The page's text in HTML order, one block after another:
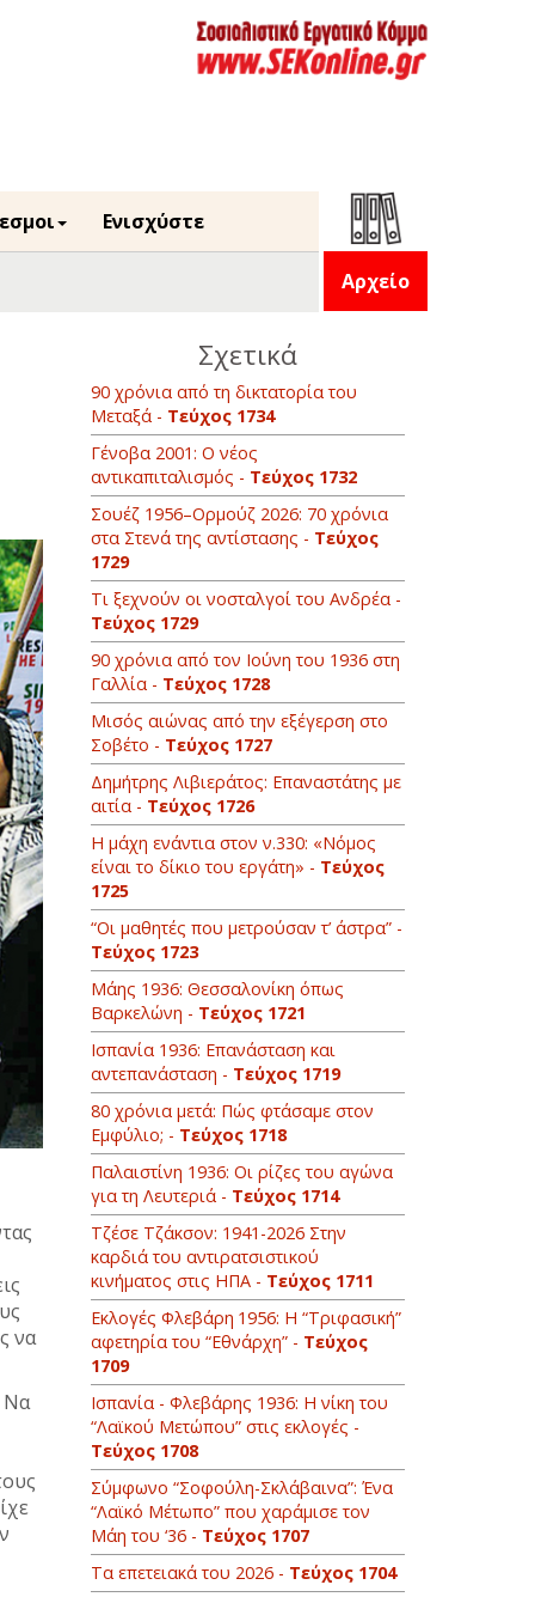
Ενισχύστε
Αρχείο
να
Να
Σχετικά
90 χρόνια από τη δικτατορία του
Μεταξά - Τεύχος 1734
Γένοβα 2001: Ο νέος
αντικαπιταλισμός - Τεύχος 1732
Σουέζ 1956–Ορμούζ 2026: 70 χρόνια
στα Στενά της αντίστασης - Τεύχος
1729
Τι ξεχνούν οι νοσταλγοί του Ανδρέα -
Τεύχος 1729
90 χρόνια από τον Ιούνη του 1936 στη
Γαλλία - Τεύχος 1728
Mισός αιώνας από την εξέγερση στο
Σοβέτο - Τεύχος 1727
Δημήτρης Λιβιεράτος: Επαναστάτης με
αιτία - Τεύχος 1726
Η μάχη ενάντια στον ν.330: «Νόμος
είναι το δίκιο του εργάτη» - Τεύχος
1725
“Οι μαθητές που μετρούσαν τ’ άστρα” -
Τεύχος 1723
Μάης 1936: Θεσσαλονίκη όπως
Βαρκελώνη - Τεύχος 1721
Ισπανία 1936: Επανάσταση και
αντεπανάσταση - Τεύχος 1719
80 χρόνια μετά: Πώς φτάσαμε στον
Εμφύλιo; - Τεύχος 1718
Παλαιστίνη 1936: Οι ρίζες του αγώνα
για τη Λευτεριά - Τεύχος 1714
Τζέσε Τζάκσον: 1941-2026 Στην
καρδιά του αντιρατσιστικού
κινήματος στις ΗΠΑ - Τεύχος 1711
Εκλογές Φλεβάρη 1956: Η “Τριφασική”
αφετηρία του “Εθνάρχη” - Τεύχος
1709
Ισπανία - Φλεβάρης 1936: Η νίκη του
“Λαϊκού Μετώπου” στις εκλογές -
Τεύχος 1708
Σύμφωνο “Σοφούλη-Σκλάβαινα”: Ένα
“Λαϊκό Μέτωπο” που χαράμισε τον
Μάη του ‘36 - Τεύχος 1707
Τα επετειακά του 2026 - Τεύχος 1704